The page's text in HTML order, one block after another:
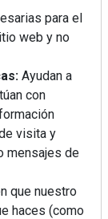
para el
web y no
Ayudan a
con
visita y
mensajes de
que nuestro
haces (como